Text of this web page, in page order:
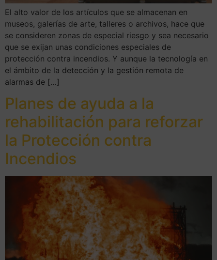
El alto valor de los artículos que se almacenan en
museos, galerías de arte, talleres o archivos, hace que
se consideren zonas de especial riesgo y sea necesario
que se exijan unas condiciones especiales de
protección contra incendios. Y aunque la tecnología en
el ámbito de la detección y la gestión remota de
alarmas de […]
Planes de ayuda a la
rehabilitación para reforzar
la Protección contra
Incendios